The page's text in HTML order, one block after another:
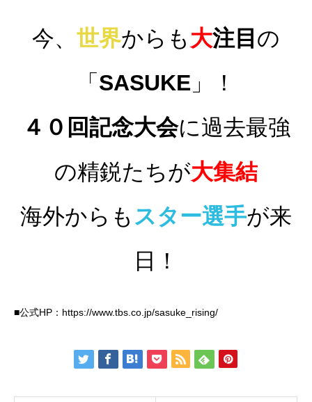
今、 世界からも 大注目 の
「 SASUKE 」！
４０回記念大会に過去最強
の精鋭たちが大集結
海外からも スター選手が来
日！
■公式HP： https://www.tbs.co.jp/sasuke_rising/